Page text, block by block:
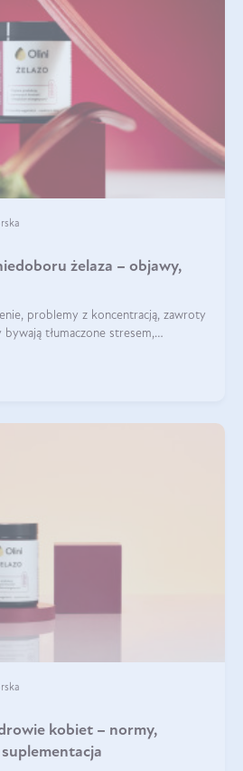
żelaza – objawy,
problemy z koncentracją, zawroty
tłumaczone stresem,
kobiet – normy,